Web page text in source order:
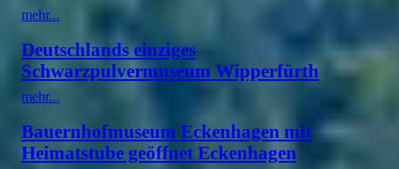
mehr...
Deutschlands einziges
Schwarzpulvermuseum Wipperfürth
mehr...
Bauernhofmuseum Eckenhagen mit
Heimatstube geöffnet Eckenhagen